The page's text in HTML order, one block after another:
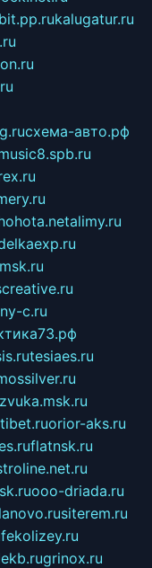
kalugatur.ru
схема-авто.рф
alimy.ru
c.ru
tesiaes.ru
orior-aks.ru
flatnsk.ru
ooo-driada.ru
siterem.ru
grinox.ru